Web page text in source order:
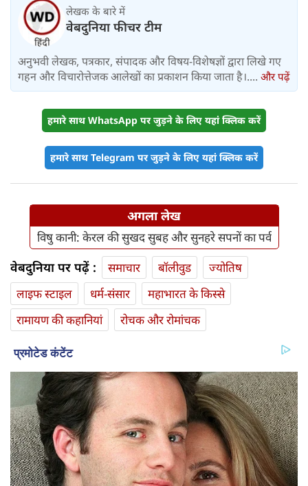
लेखक के बारे में
वेबदुनिया फीचर टीम
अनुभवी लेखक, पत्रकार, संपादक और विषय-विशेषज्ञों द्वारा लिखे गए
गहन और विचारोत्तेजक आलेखों का प्रकाशन किया जाता है।.... और पढ़ें
हमारे साथ WhatsApp पर जुड़ने के लिए यहां क्लिक करें
हमारे साथ Telegram पर जुड़ने के लिए यहां क्लिक करें
अगला लेख
विषु कानी: केरल की सुखद सुबह और सुनहरे सपनों का पर्व
वेबदुनिया पर पढ़ें : समाचार बॉलीवुड
ज्योतिष
लाइफ स्‍टाइल
धर्म-संसार
महाभारत के किस्से
रामायण की कहानियां
रोचक और रोमांचक